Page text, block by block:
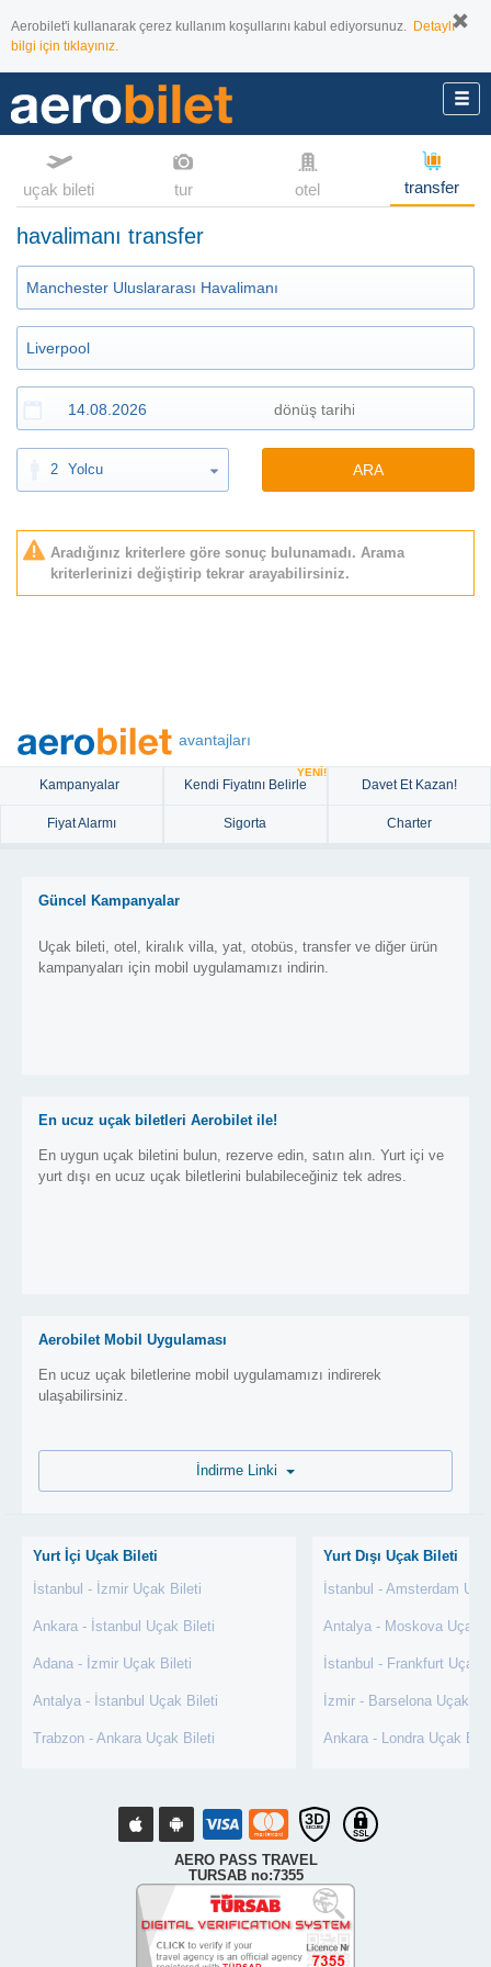
Aerobilet'i kullanarak çerez kullanım koşullarını kabul ediyorsunuz. Detaylı
bilgi için tıklayınız.
uçak bileti tur otel transfer
havalimanı transfer
2 Yolcu ARA
Aradığınız kriterlere göre sonuç bulunamadı. Arama
kriterlerinizi değiştirip tekrar arayabilirsiniz.
avantajları
Kampanyalar Kendi Fiyatını Belirle
YENİ!
Davet Et Kazan!
Fiyat Alarmı Sigorta Charter
Güncel Kampanyalar
Uçak bileti, otel, kiralık villa, yat, otobüs, transfer ve diğer ürün
kampanyaları için mobil uygulamamızı indirin.
En ucuz uçak biletleri Aerobilet ile!
En uygun uçak biletini bulun, rezerve edin, satın alın. Yurt içi ve
yurt dışı en ucuz uçak biletlerini bulabileceğiniz tek adres.
Aerobilet Mobil Uygulaması
En ucuz uçak biletlerine mobil uygulamamızı indirerek
ulaşabilirsiniz.
Yurt İçi Uçak Bileti
İstanbul - İzmir Uçak Bileti
Ankara - İstanbul Uçak Bileti
Adana - İzmir Uçak Bileti
Antalya - İstanbul Uçak Bileti
Trabzon - Ankara Uçak Bileti
Yurt Dışı Uçak Bileti
İstanbul - Amsterdam
Antalya - Moskova Uçak
İstanbul - Frankfurt Uçak
İzmir - Barselona Uçak
Ankara - Londra Uçak
AERO PASS TRAVEL
TURSAB no:7355